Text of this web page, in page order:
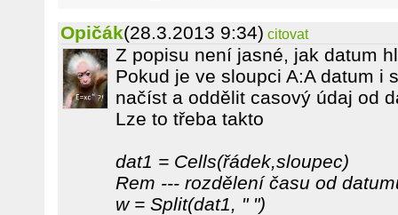
Opičák(28.3.2013 9:34) citovat
Z popisu není jasné, jak datum
Pokud je ve sloupci A:A datum i
načíst a oddělit casový údaj od
Lze to třeba takto
dat1 = Cells(řádek,sloupec)
Rem --- rozdělení času od
w = Split(dat1, " ")